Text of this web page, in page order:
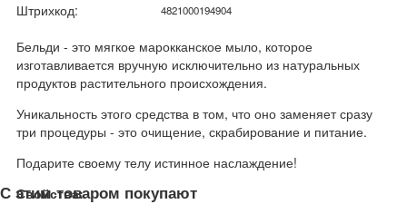
Штрихкод:
4821000194904
Бельди - это мягкое марокканское мыло, которое
изготавливается вручную исключительно из натуральных
продуктов растительного происхождения.
Уникальность этого средства в том, что оно заменяет сразу
три процедуры - это очищение, скрабирование и питание.
Подарите своему телу истинное наслаждение!
Свойства:
С этим товаром покупают